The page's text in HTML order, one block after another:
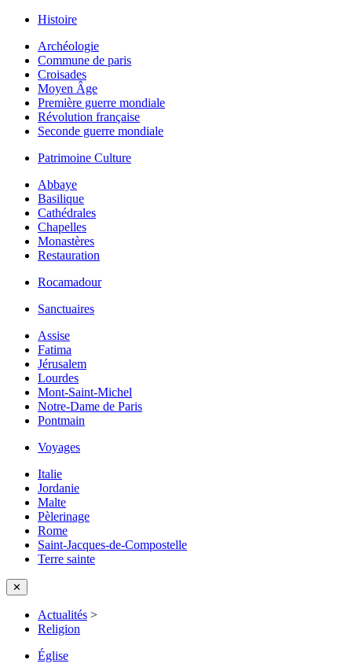
Histoire
Archéologie
Commune de paris
Croisades
Moyen Âge
Première guerre mondiale
Révolution française
Seconde guerre mondiale
Patrimoine Culture
Abbaye
Basilique
Cathédrales
Chapelles
Monastères
Restauration
Rocamadour
Sanctuaires
Assise
Fatima
Jérusalem
Lourdes
Mont-Saint-Michel
Notre-Dame de Paris
Pontmain
Voyages
Italie
Jordanie
Malte
Pèlerinage
Rome
Saint-Jacques-de-Compostelle
Terre sainte
✕
Actualités >
Religion
Église